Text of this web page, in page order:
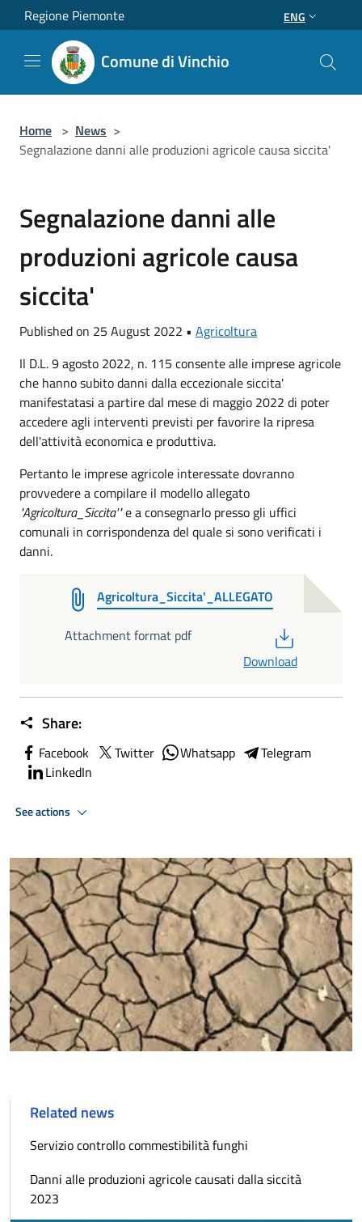
Salta al contenuto principale
Regione Piemonte ENG
Comune di Vinchio
Home > News >
Segnalazione danni alle produzioni agricole causa siccita'
Segnalazione danni alle
produzioni agricole causa
siccita'
Published on 25 August 2022 • Agricoltura
Il D.L. 9 agosto 2022, n. 115 consente alle imprese agricole
che hanno subito danni dalla eccezionale siccita'
manifestatasi a partire dal mese di maggio 2022 di poter
accedere agli interventi previsti per favorire la ripresa
dell'attività economica e produttiva.
Pertanto le imprese agricole interessate dovranno
provvedere a compilare il modello allegato
"Agricoltura_Siccita'"e a consegnarlo presso gli uffici
comunali in corrispondenza del quale si sono verificati i
danni.
Agricoltura_Siccita'_ALLEGATO
Attachment format pdf
Download
Share:
Facebook Twitter Whatsapp
Telegram
LinkedIn
See actions
Related news
Servizio controllo commestibilità funghi
Danni alle produzioni agricole causati dalla siccità
2023